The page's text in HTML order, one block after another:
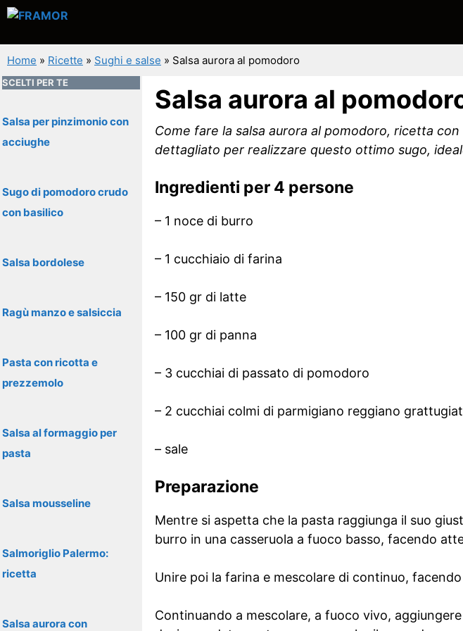
Vai
contenuto
Home » Ricette » Sughi e salse » Salsa aurora al pomodoro
Salsa aurora al
Come fare la salsa aurora al pomodoro, ricetta
dettagliato per realizzare questo ottimo sugo,
Ingredienti per 4 persone
– 1 noce di burro
– 1 cucchiaio di farina
– 150 gr di latte
– 100 gr di panna
– 3 cucchiai di passato di pomodoro
– 2 cucchiai colmi di parmigiano reggiano
– sale
Preparazione
Mentre si aspetta che la pasta raggiunga il suo
burro in una casseruola a fuoco basso, facendo
Unire poi la farina e mescolare di continuo,
Continuando a mescolare, a fuoco vivo,
SCELTI PER TE
Salsa per pinzimonio con
acciughe
Sugo di pomodoro crudo
con basilico
Salsa bordolese
Ragù manzo e salsiccia
Pasta con ricotta e
prezzemolo
Salsa al formaggio per
pasta
Salsa mousseline
Salmoriglio Palermo:
ricetta
Salsa aurora con